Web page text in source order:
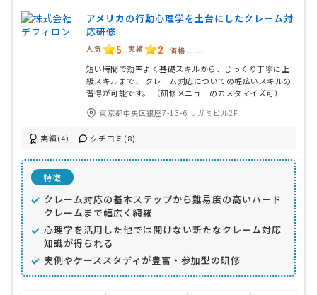
アメリカの行動心理学を土台にしたクレーム対
応研修
人気 5 実績 2 価格 -----
短い時間で効率よく基礎スキルから、じっくり丁寧に上
級スキルまで、 クレーム対応についての幅広いスキルの
習得が可能です。 （研修メニューのカスタマイズ可）
東京都中央区銀座7-13-6 サガミビル2F
実績(4) クチコミ(8)
特徴
クレーム対応の基本ステップから難易度の高いハード
クレームまで幅広く網羅
心理学を活用した他では聞けない新たなクレーム対応
知識が得られる
実例やケーススタディが豊富・参加型の研修